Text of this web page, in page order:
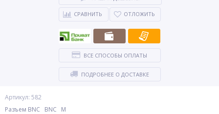
Артикул: 582
Разъем BNC BNC М
СРАВНИТЬ ОТЛОЖИТЬ
ВСЕ СПОСОБЫ ОПЛАТЫ
ПОДРОБНЕЕ О ДОСТАВКЕ